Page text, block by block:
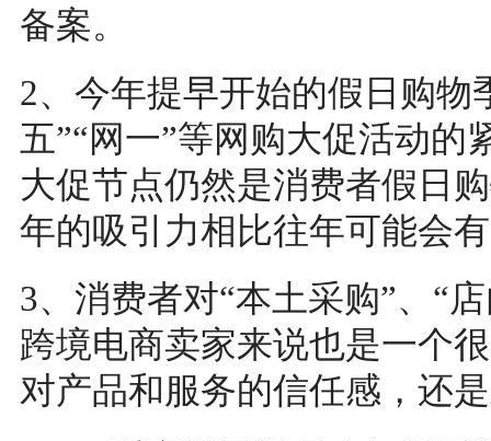
备案。
2、今年提早开始的假日购物
五”“网一”等网购大促活动
大促节点仍然是消费者假日
年的吸引力相比往年可能会
3、消费者对“本土采购”、“
跨境电商卖家来说也是一个
对产品和服务的信任感，还